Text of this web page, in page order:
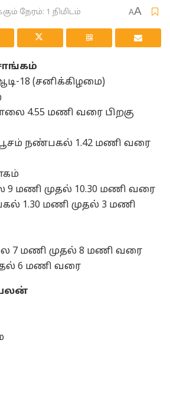
நேரம்: 1 நிமிடம் AA
18 (சனிக்கிழமை)
4.55 மணி வரை பிறகு
நண்பகல் 1.42 மணி வரை
9 மணி முதல் 10.30 மணி வரை
1.30 மணி முதல் 3 மணி
7 மணி முதல் 8 மணி வரை
6 மணி வரை